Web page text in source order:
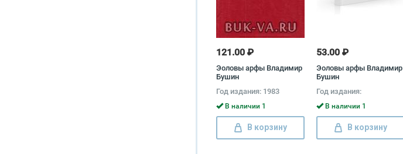
121.00 ₽
Эоловы арфы Владимир
Бушин
Год издания: 1983
В наличии 1
В корзину
53.00 ₽
Эоловы арфы Владимир
Бушин
Год издания:
В наличии 1
В корзину